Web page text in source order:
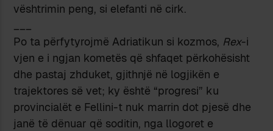
vështrimin peng, si elefanti në cirk.
Po ta përfytyrojmë Adriatikun si kozmos, Rex-i
vjen e i ngjan kometës që shfaqet përkohësisht
dhe pastaj zhduket, gjithnjë në logjikën e
trajektores së vet; ky është “progresi” ku
provincialët e Fellini-t nuk marrin dot pjesë dhe
janë të dënuar që soditin, nga llogoret e